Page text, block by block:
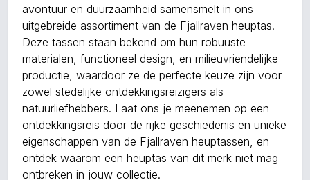
avontuur en duurzaamheid samensmelt in ons
uitgebreide assortiment van de Fjallraven heuptas.
Deze tassen staan bekend om hun robuuste
materialen, functioneel design, en milieuvriendelijke
productie, waardoor ze de perfecte keuze zijn voor
zowel stedelijke ontdekkingsreizigers als
natuurliefhebbers. Laat ons je meenemen op een
ontdekkingsreis door de rijke geschiedenis en unieke
eigenschappen van de Fjallraven heuptassen, en
ontdek waarom een heuptas van dit merk niet mag
ontbreken in jouw collectie.